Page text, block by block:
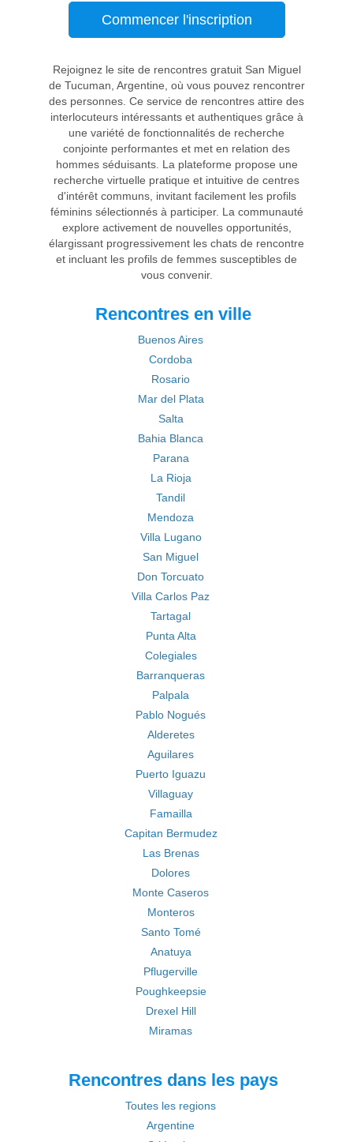
Commencer l'inscription
Rejoignez le site de rencontres gratuit San Miguel
de Tucuman, Argentine, où vous pouvez rencontrer
des personnes. Ce service de rencontres attire des
interlocuteurs intéressants et authentiques grâce à
une variété de fonctionnalités de recherche
conjointe performantes et met en relation des
hommes séduisants. La plateforme propose une
recherche virtuelle pratique et intuitive de centres
d'intérêt communs, invitant facilement les profils
féminins sélectionnés à participer. La communauté
explore activement de nouvelles opportunités,
élargissant progressivement les chats de rencontre
et incluant les profils de femmes susceptibles de
vous convenir.
Rencontres en ville
Buenos Aires
Cordoba
Rosario
Mar del Plata
Salta
Bahia Blanca
Parana
La Rioja
Tandil
Mendoza
Villa Lugano
San Miguel
Don Torcuato
Villa Carlos Paz
Tartagal
Punta Alta
Colegiales
Barranqueras
Palpala
Pablo Nogués
Alderetes
Aguilares
Puerto Iguazu
Villaguay
Famailla
Capitan Bermudez
Las Brenas
Dolores
Monte Caseros
Monteros
Santo Tomé
Anatuya
Pflugerville
Poughkeepsie
Drexel Hill
Miramas
Rencontres dans les pays
Toutes les regions
Argentine